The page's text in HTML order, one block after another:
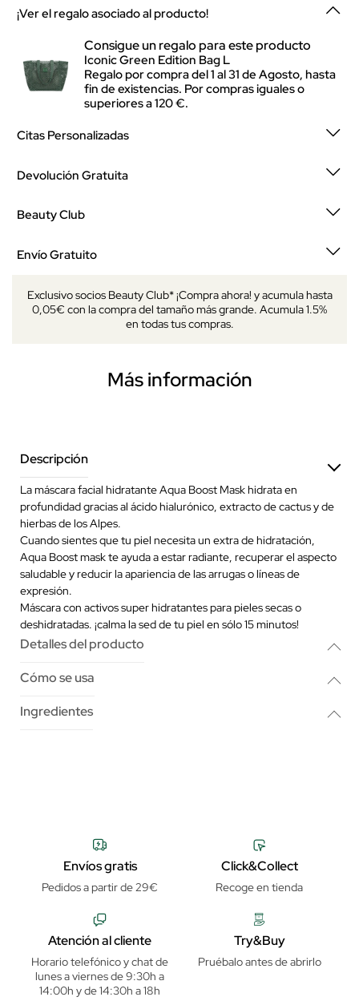
¡Ver el regalo asociado al producto!
Consigue un regalo para este producto
Iconic Green Edition Bag L
Regalo por compra del 1 al 31 de Agosto, hasta
fin de existencias. Por compras iguales o
superiores a 120 €.
Citas Personalizadas
Devolución Gratuita
Beauty Club
Envío Gratuito
Exclusivo socios Beauty Club* ¡Compra ahora! y acumula hasta
0,05€ con la compra del tamaño más grande. Acumula 1.5%
en todas tus compras.
Más información
Descripción
La máscara facial hidratante Aqua Boost Mask hidrata en
profundidad gracias al ácido hialurónico, extracto de cactus y de
hierbas de los Alpes.
Cuando sientes que tu piel necesita un extra de hidratación,
Aqua Boost mask te ayuda a estar radiante, recuperar el aspecto
saludable y reducir la apariencia de las arrugas o líneas de
expresión.
Máscara con activos super hidratantes para pieles secas o
deshidratadas. ¡calma la sed de tu piel en sólo 15 minutos!
Detalles del producto
Cómo se usa
Ingredientes
Envíos gratis
Pedidos a partir de 29€
Click&Collect
Recoge en tienda
Atención al cliente
Horario telefónico y chat de
lunes a viernes de 9:30h a
14:00h y de 14:30h a 18h
Try&Buy
Pruébalo antes de abrirlo